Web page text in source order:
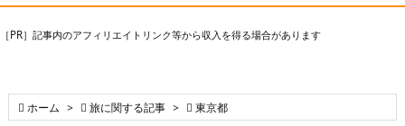
［PR］記事内のアフィリエイトリンク等から収入を得る場合があります
 ホーム >  旅に関する記事 >  東京都